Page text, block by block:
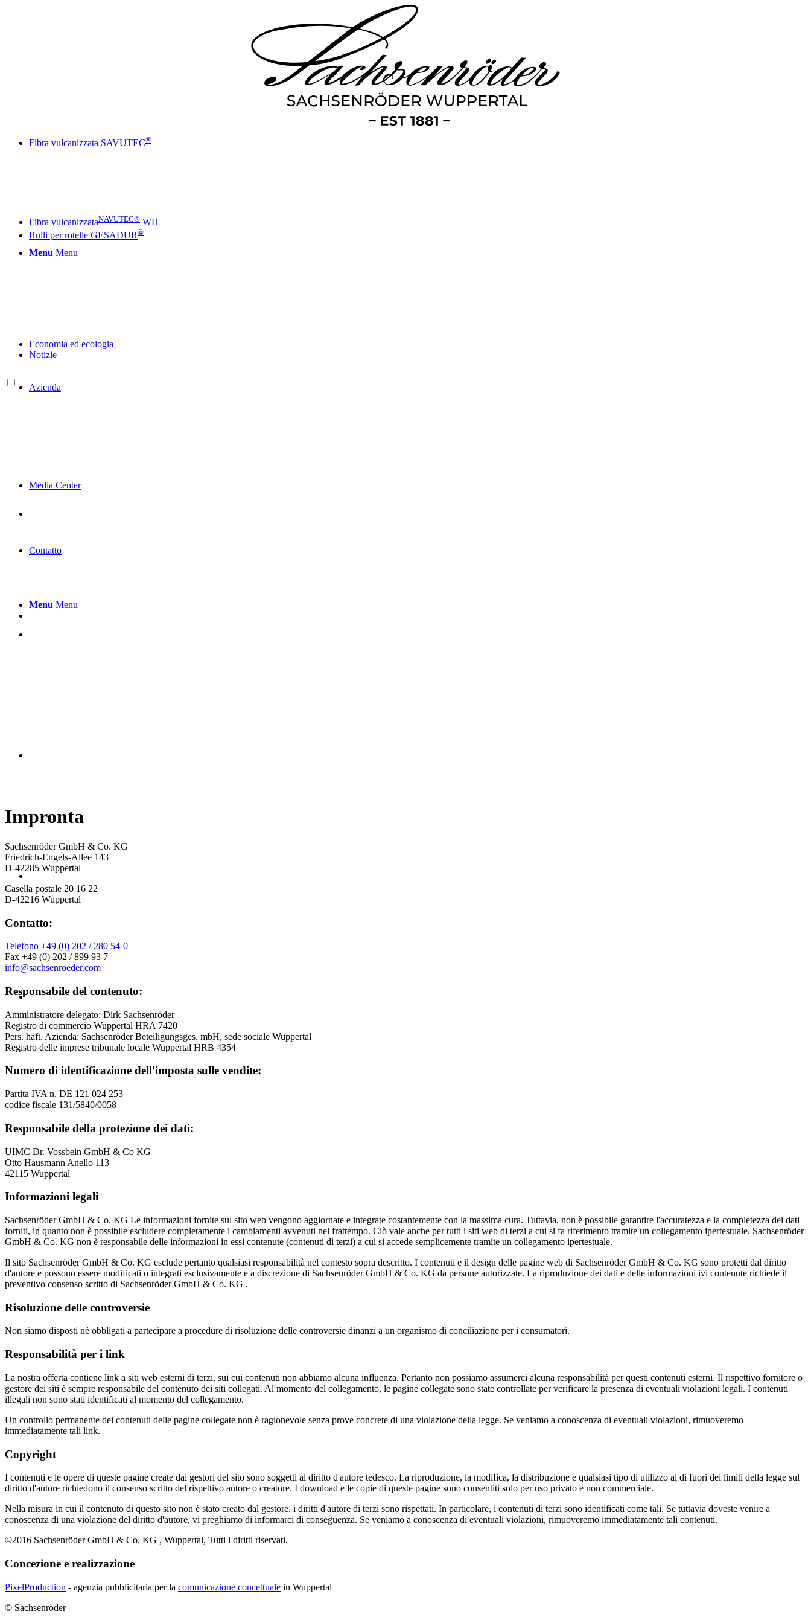
Menu Menu
Fibra vulcanizzata SAVUTEC®
Fibra vulcanizzataNAVUTEC® WH
Rulli per rotelle GESADUR®
Economia ed ecologia
Notizie
Azienda
Media Center
Contatto
Menu Menu
Impronta
Sachsenröder GmbH & Co. KG
Friedrich-Engels-Allee 143
D-42285 Wuppertal
Casella postale 20 16 22
D-42216 Wuppertal
Contatto:
Telefono +49 (0) 202 / 280 54-0
Fax +49 (0) 202 / 899 93 7
info@sachsenroeder.com
Responsabile del contenuto:
Amministratore delegato: Dirk Sachsenröder
Registro di commercio Wuppertal HRA 7420
Pers. haft. Azienda: Sachsenröder Beteiligungsges. mbH, sede sociale Wuppertal
Registro delle imprese tribunale locale Wuppertal HRB 4354
Numero di identificazione dell'imposta sulle vendite:
Partita IVA n. DE 121 024 253
codice fiscale 131/5840/0058
Responsabile della protezione dei dati:
UIMC Dr. Vossbein GmbH & Co KG
Otto Hausmann Anello 113
42115 Wuppertal
Informazioni legali
Sachsenröder GmbH & Co. KG Le informazioni fornite sul sito web vengono aggiornate e integrate costantemente con la massima cura. Tuttavia, non è possibile garantire l'accuratezza e la completezza dei dati
forniti, in quanto non è possibile escludere completamente i cambiamenti avvenuti nel frattempo. Ciò vale anche per tutti i siti web di terzi a cui si fa riferimento tramite un collegamento ipertestuale. Sachsenröder
GmbH & Co. KG non è responsabile delle informazioni in essi contenute (contenuti di terzi) a cui si accede semplicemente tramite un collegamento ipertestuale.
Il sito Sachsenröder GmbH & Co. KG esclude pertanto qualsiasi responsabilità nel contesto sopra descritto. I contenuti e il design delle pagine web di Sachsenröder GmbH & Co. KG sono protetti dal diritto
d'autore e possono essere modificati o integrati esclusivamente e a discrezione di Sachsenröder GmbH & Co. KG da persone autorizzate. La riproduzione dei dati e delle informazioni ivi contenute richiede il
preventivo consenso scritto di Sachsenröder GmbH & Co. KG .
Risoluzione delle controversie
Non siamo disposti né obbligati a partecipare a procedure di risoluzione delle controversie dinanzi a un organismo di conciliazione per i consumatori.
Responsabilità per i link
La nostra offerta contiene link a siti web esterni di terzi, sui cui contenuti non abbiamo alcuna influenza. Pertanto non possiamo assumerci alcuna responsabilità per questi contenuti esterni. Il rispettivo fornitore o
gestore dei siti è sempre responsabile del contenuto dei siti collegati. Al momento del collegamento, le pagine collegate sono state controllate per verificare la presenza di eventuali violazioni legali. I contenuti
illegali non sono stati identificati al momento del collegamento.
Un controllo permanente dei contenuti delle pagine collegate non è ragionevole senza prove concrete di una violazione della legge. Se veniamo a conoscenza di eventuali violazioni, rimuoveremo
immediatamente tali link.
Copyright
I contenuti e le opere di queste pagine create dai gestori del sito sono soggetti al diritto d'autore tedesco. La riproduzione, la modifica, la distribuzione e qualsiasi tipo di utilizzo al di fuori dei limiti della legge sul
diritto d'autore richiedono il consenso scritto del rispettivo autore o creatore. I download e le copie di queste pagine sono consentiti solo per uso privato e non commerciale.
Nella misura in cui il contenuto di questo sito non è stato creato dal gestore, i diritti d'autore di terzi sono rispettati. In particolare, i contenuti di terzi sono identificati come tali. Se tuttavia doveste venire a
conoscenza di una violazione del diritto d'autore, vi preghiamo di informarci di conseguenza. Se veniamo a conoscenza di eventuali violazioni, rimuoveremo immediatamente tali contenuti.
©2016 Sachsenröder GmbH & Co. KG , Wuppertal, Tutti i diritti riservati.
Concezione e realizzazione
PixelProduction - agenzia pubblicitaria per la comunicazione concettuale in Wuppertal
© Sachsenröder